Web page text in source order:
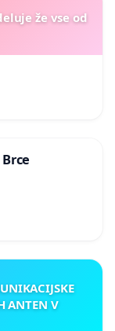
že vse od
ANTEN V